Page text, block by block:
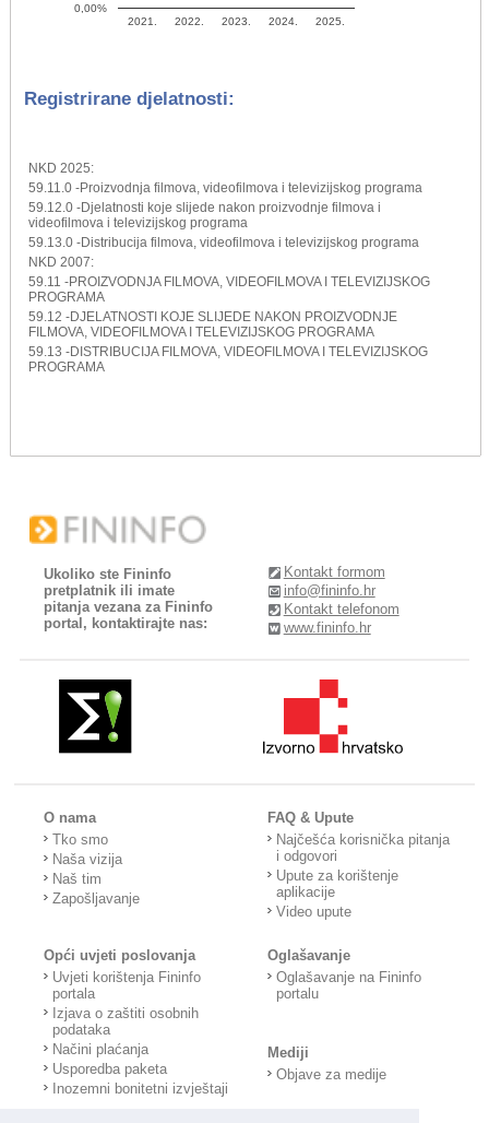
2021. 2022. 2023. 2024. 2025.
0,00%
Registrirane djelatnosti:
NKD 2025:
59.11.0 -Proizvodnja filmova, videofilmova i televizijskog programa
59.12.0 -Djelatnosti koje slijede nakon proizvodnje filmova i
videofilmova i televizijskog programa
59.13.0 -Distribucija filmova, videofilmova i televizijskog programa
NKD 2007:
59.11 -PROIZVODNJA FILMOVA, VIDEOFILMOVA I TELEVIZIJSKOG
PROGRAMA
59.12 -DJELATNOSTI KOJE SLIJEDE NAKON PROIZVODNJE
FILMOVA, VIDEOFILMOVA I TELEVIZIJSKOG PROGRAMA
59.13 -DISTRIBUCIJA FILMOVA, VIDEOFILMOVA I TELEVIZIJSKOG
PROGRAMA
Ukoliko ste Fininfo
pretplatnik ili imate
pitanja vezana za Fininfo
portal, kontaktirajte nas:
Kontakt formom
info@fininfo.hr
Kontakt telefonom
www.fininfo.hr
O nama
Tko smo
Naša vizija
Naš tim
Zapošljavanje
FAQ & Upute
Najčešća korisnička pitanja
i odgovori
Upute za korištenje
aplikacije
Video upute
Opći uvjeti poslovanja
Uvjeti korištenja Fininfo
portala
Izjava o zaštiti osobnih
podataka
Načini plaćanja
Usporedba paketa
Inozemni bonitetni izvještaji
Oglašavanje
Oglašavanje na Fininfo
portalu
Mediji
Objave za medije